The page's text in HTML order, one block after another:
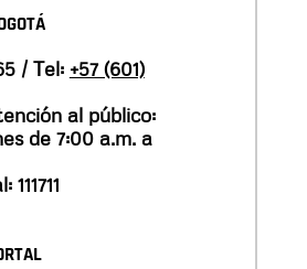
/ Tel: +57 (601)
al público:
de 7:00 a.m. a